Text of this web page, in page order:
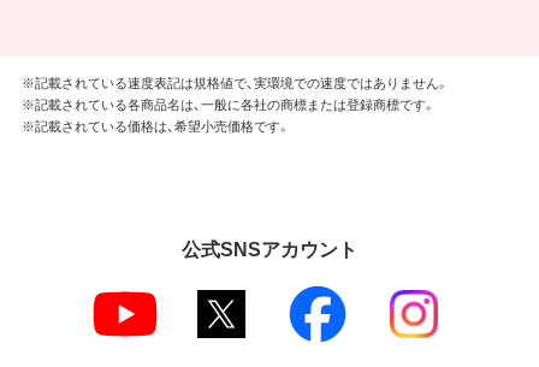
※記載されている速度表記は規格値で、実環境での速度ではありません。
※記載されている各商品名は、一般に各社の商標または登録商標です。
※記載されている価格は、希望小売価格です。
公式SNSアカウント